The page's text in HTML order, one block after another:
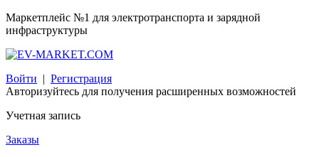
Маркетплейс №1 для электротранспорта и зарядной
инфраструктуры
Войти | Регистрация
Авторизуйтесь для получения расширенных возможностей
Учетная запись
Заказы